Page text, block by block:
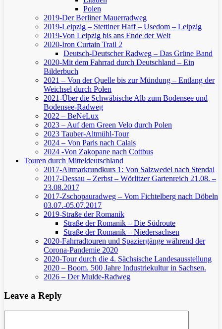
Polen
2019-Der Berliner Mauerradweg
2019-Leipzig – Stettiner Haff – Usedom – Leipzig
2019-Von Leipzig bis ans Ende der Welt
2020-Iron Curtain Trail 2
Deutsch-Deutscher Radweg – Das Grüne Band
2020-Mit dem Fahrrad durch Deutschland – Ein
Bilderbuch
2021 – Von der Quelle bis zur Mündung – Entlang der
Weichsel durch Polen
2021-Über die Schwäbische Alb zum Bodensee und
Bodensee-Radweg
2022 – BeNeLux
2023 – Auf dem Green Velo durch Polen
2023 Tauber-Altmühl-Tour
2024 – Von Paris nach Calais
2024 -Von Zakopane nach Cottbus
Touren durch Mitteldeutschland
2017-Altmarkrundkurs 1: Von Salzwedel nach Stendal
2017-Dessau – Zerbst – Wörlitzer Gartenreich 21.08. –
23.08.2017
2017-Zschopauradweg – Vom Fichtelberg nach Döbeln
03.07.-05.07.2017
2019-Straße der Romanik
Straße der Romanik – Die Südroute
Straße der Romanik – Niedersachsen
2020-Fahrradtouren und Spaziergänge während der
Corona-Pandemie 2020
2020-Tour durch die 4. Sächsische Landesausstellung
2020 – Boom. 500 Jahre Industriekultur in Sachsen.
2026 – Der Mulde-Radweg
Leave a Reply